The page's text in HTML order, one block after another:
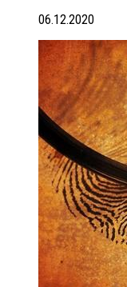
06.12.2020